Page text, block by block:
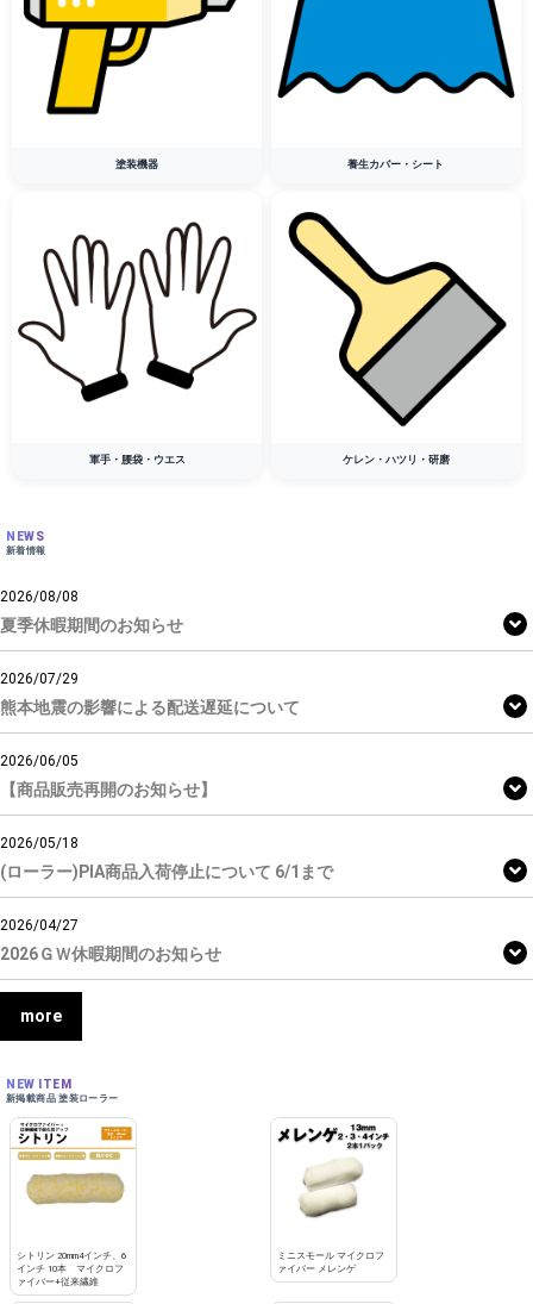
塗装機器 養生カバー・シート
軍手・腰袋・ウエス ケレン・ハツリ・研磨
NEWS
新着情報
2026/08/08
夏季休暇期間のお知らせ
2026/07/29
熊本地震の影響による配送遅延について
2026/06/05
【商品販売再開のお知らせ】
2026/05/18
(ローラー)PIA商品入荷停止について 6/1まで
2026/04/27
2026ＧＷ休暇期間のお知らせ
more
NEW ITEM
新掲載商品 塗装ローラー
シトリン 20mm4インチ、6
インチ 10本 マイクロフ
ァイバー+従来繊維
ミニスモール マイクロフ
ァイバー メレンゲ